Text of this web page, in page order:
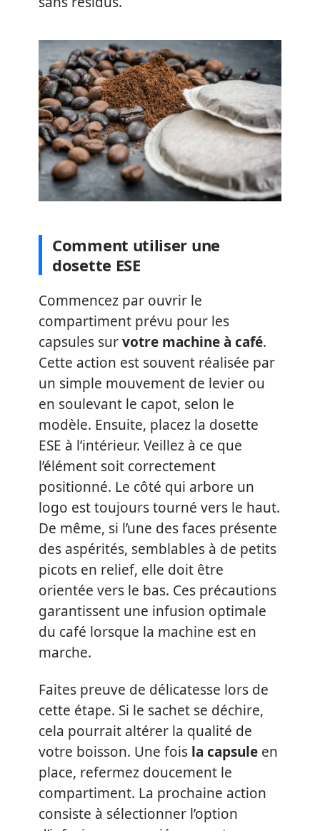
Comment utiliser une
dosette ESE
Commencez par ouvrir le
compartiment prévu pour les
capsules survotre machine à café.
Cette action est souvent réalisée par
un simple mouvement de levier ou
en soulevant le capot, selon le
modèle. Ensuite, placez la dosette
ESE à l’intérieur. Veillez à ce que
l’élément soit correctement
positionné. Le côté qui arbore un
logo est toujours tourné vers le haut.
De même, si l’une des faces présente
des aspérités, semblables à de petits
picots en relief, elle doit être
orientée vers le bas. Ces précautions
garantissent une infusion optimale
du café lorsque la machine est en
marche.
Faites preuve de délicatesse lors de
cette étape. Si le sachet se déchire,
cela pourrait altérer la qualité de
votre boisson. Une fois la capsule en
place, refermez doucement le
compartiment. La prochaine action
consiste à sélectionner l’option